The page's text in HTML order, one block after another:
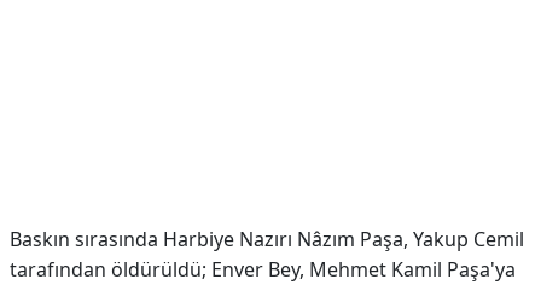
Baskın sırasında Harbiye Nazırı Nâzım Paşa, Yakup Cemil
tarafından öldürüldü; Enver Bey, Mehmet Kamil Paşa'ya